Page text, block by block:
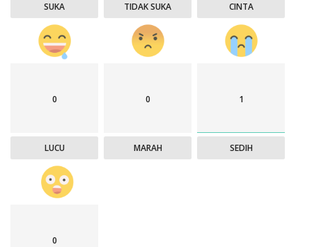
SUKA TIDAK SUKA CINTA
0
LUCU
0
MARAH
1
SEDIH
0